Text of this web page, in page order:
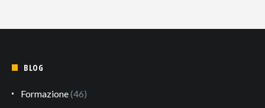
BLOG
Formazione(46)